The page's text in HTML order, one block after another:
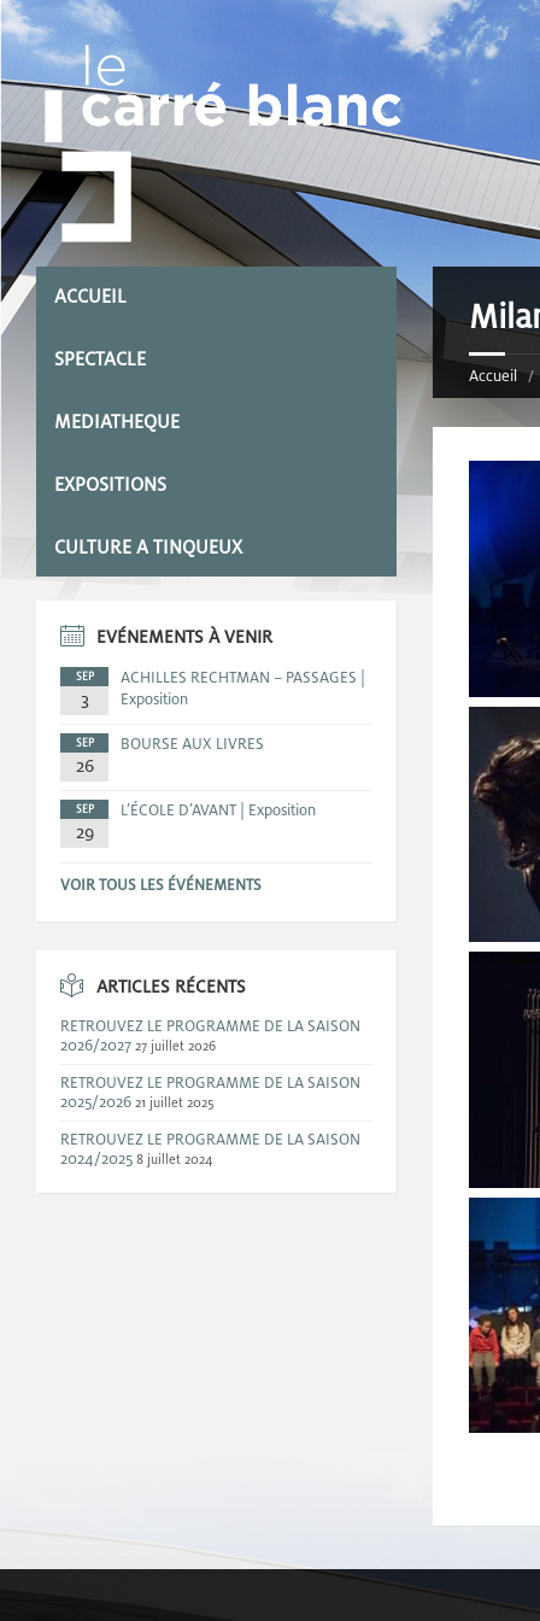
Accueil
ACCUEIL
SPECTACLE
MEDIATHEQUE
EXPOSITIONS
CULTURE A TINQUEUX
EVÉNEMENTS À VENIR
SEP
3
ACHILLES RECHTMAN – PASSAGES |
Exposition
SEP
26
BOURSE AUX LIVRES
SEP
29
L’ÉCOLE D’AVANT | Exposition
VOIR TOUS LES ÉVÉNEMENTS
ARTICLES RÉCENTS
RETROUVEZ LE PROGRAMME DE LA SAISON
2026/2027 27 juillet 2026
RETROUVEZ LE PROGRAMME DE LA SAISON
2025/2026 21 juillet 2025
RETROUVEZ LE PROGRAMME DE LA SAISON
2024/2025 8 juillet 2024